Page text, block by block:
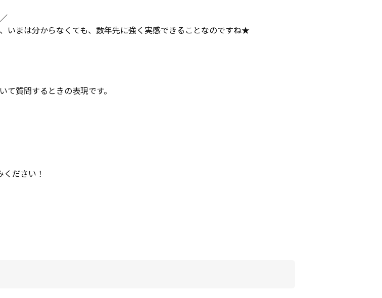
いまは分からなくても、数年先に強く実感できることなのですね★
質問するときの表現です。
ださい！